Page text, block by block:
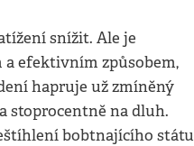
snížit. Ale je
efektivním způsobem,
hapruje už zmíněný
stoprocentně na dluh.
bobtnajícího státu